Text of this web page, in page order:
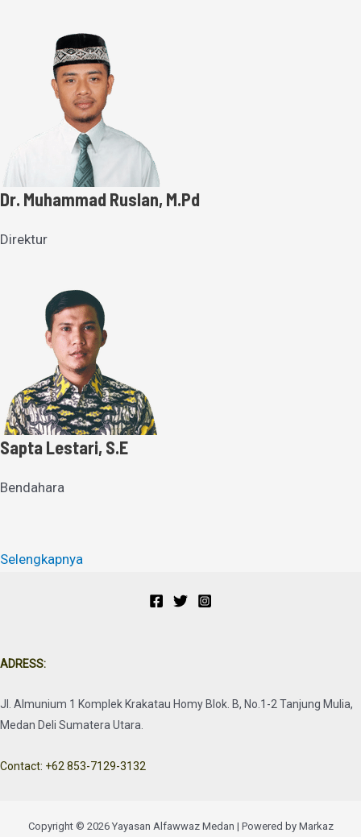
Dr. Muhammad Ruslan, M.Pd
Direktur
Sapta Lestari, S.E
Bendahara
Selengkapnya
ADRESS:
Jl. Almunium 1 Komplek Krakatau Homy Blok. B, No.1-2 Tanjung Mulia,
Medan Deli Sumatera Utara.
Contact: +62 853-7129-3132
Copyright © 2026 Yayasan Alfawwaz Medan | Powered by Markaz